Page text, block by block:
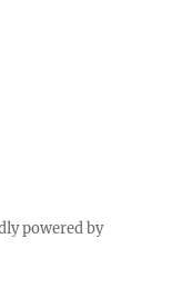
powered by